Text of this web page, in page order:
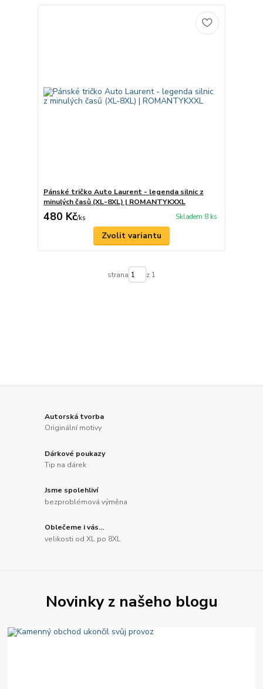
Pánské tričko Auto Laurent - legenda silnic z
minulých časů (XL-8XL) | ROMANTYKXXL
480 Kč/ks Skladem 8 ks
Zvolit variantu
strana z 1
Autorská tvorba
Originální motivy
Dárkové poukazy
Tip na dárek
Jsme spolehliví
bezproblémová výměna
Oblečeme i vás...
velikosti od XL po 8XL
Novinky z našeho blogu